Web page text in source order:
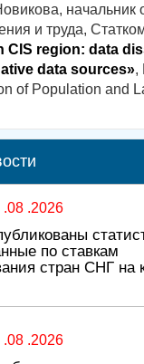
начальник
и труда,
CIS region: data
data sources»,
of Population and
.08 .2026
по ставкам
стран СНГ на
.08 .2026